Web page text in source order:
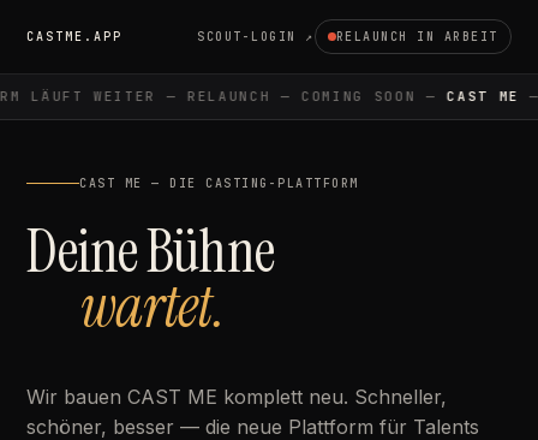
CASTME.APP SCOUT-LOGIN ↗ RELAUNCH IN ARBEIT
LÄUFT WEITER — RELAUNCH — COMING SOON — CAST ME—
CAST ME — DIE CASTING-PLATTFORM
Deine Bühne
wartet.
Wir bauen CAST ME komplett neu. Schneller,
schöner, besser — die neue Plattform für Talents